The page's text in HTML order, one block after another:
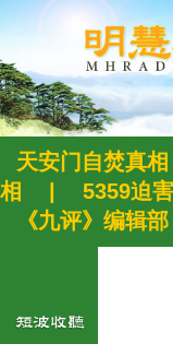
天安门自焚真相
相
5359迫
《九评》编辑部